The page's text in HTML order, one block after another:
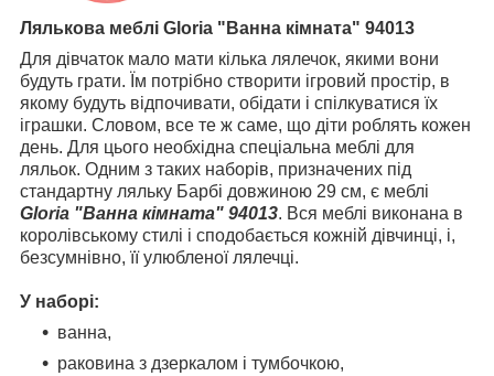
Лялькова меблі Gloria "Ванна кімната" 94013
Для дівчаток мало мати кілька лялечок, якими вони
будуть грати. Їм потрібно створити ігровий простір, в
якому будуть відпочивати, обідати і спілкуватися їх
іграшки. Словом, все те ж саме, що діти роблять кожен
день. Для цього необхідна спеціальна меблі для
ляльок. Одним з таких наборів, призначених під
стандартну ляльку Барбі довжиною 29 см, є меблі
Gloria "Ванна кімната" 94013. Вся меблі виконана в
королівському стилі і сподобається кожній дівчинці, і,
безсумнівно, її улюбленої лялечці.
У наборі:
ванна,
раковина з дзеркалом і тумбочкою,